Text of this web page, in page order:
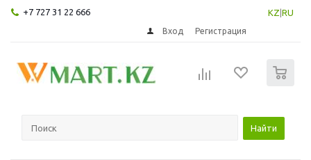
+7 727 31 22 666 KZ RU
Вход Регистрация
Найти